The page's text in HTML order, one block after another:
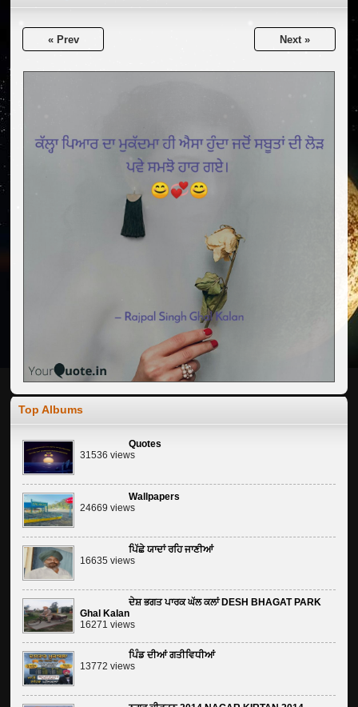
« Prev Next »
Top Albums
Quotes
31536 views
Wallpapers
24669 views
ਪਿੱਛੇ ਯਾਦਾਂ ਰਹਿ ਜਾਣੀਆਂ
16635 views
ਦੇਸ਼ ਭਗਤ ਪਾਰਕ ਘੱਲ ਕਲਾਂ DESH BHAGAT PARK
Ghal Kalan
16271 views
ਪਿੰਡ ਦੀਆਂ ਗਤੀਵਿਧੀਆਂ
13772 views